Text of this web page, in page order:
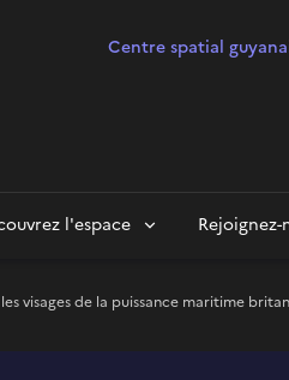
Centre spatial
l'espace Rejoignez-
visages de la puissance maritime